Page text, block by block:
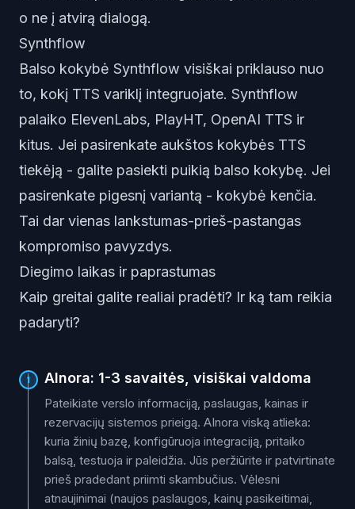
o ne į atvirą dialogą.
Synthflow
Balso kokybė Synthflow visiškai priklauso nuo
to, kokį TTS variklį integruojate. Synthflow
palaiko ElevenLabs, PlayHT, OpenAI TTS ir
kitus. Jei pasirenkate aukštos kokybės TTS
tiekėją - galite pasiekti puikią balso kokybę. Jei
pasirenkate pigesnį variantą - kokybė kenčia.
Tai dar vienas lankstumas-prieš-pastangas
kompromiso pavyzdys.
Diegimo laikas ir paprastumas
Kaip greitai galite realiai pradėti? Ir ką tam reikia
padaryti?
1 AInora: 1-3 savaitės, visiškai valdoma
Pateikiate verslo informaciją, paslaugas, kainas ir
rezervacijų sistemos prieigą. AInora viską atlieka:
kuria žinių bazę, konfigūruoja integraciją, pritaiko
balsą, testuoja ir paleidžia. Jūs peržiūrite ir patvirtinate
prieš pradedant priimti skambučius. Vėlesni
atnaujinimai (naujos paslaugos, kainų pasikeitimai,